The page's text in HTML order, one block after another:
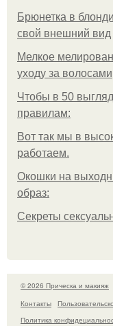
Брюнетка в
свой внешний вид
Мелкое
уходу за волосами
Чтобы в 50
правилам:
Вот так мы в
работаем.
Окошки на
образ:
Секреты
© 2026 Прическа и макияж
Контакты
Политика